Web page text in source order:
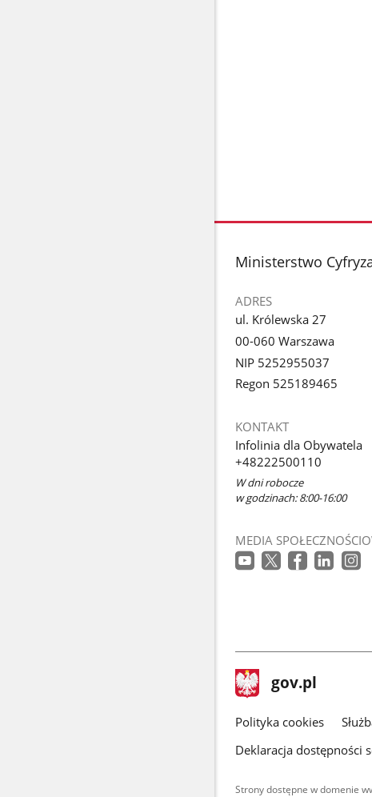
stopka
Ministerstwo
ADRES
ul. Królewska 27
00-060 Warszawa
NIP 5252955037
Regon 525189465
KONTAKT
Infolinia dla Obywatela
+48222500110
W dni robocze
w godzinach: 8:00-16:00
MEDIA
stopka
gov.pl Strona
gov.pl
gov.pl
Polityka cookies
Deklaracja dostępności
Strony dostępne w domenie